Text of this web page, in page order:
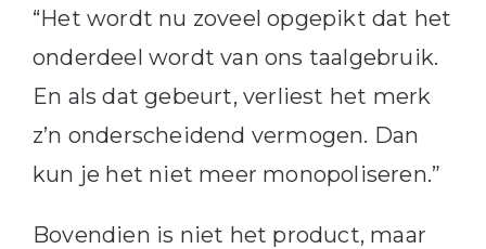
“Het wordt nu zoveel opgepikt dat het
onderdeel wordt van ons taalgebruik.
En als dat gebeurt, verliest het merk
z’n onderscheidend vermogen. Dan
kun je het niet meer monopoliseren.”
Bovendien is niet het product, maar